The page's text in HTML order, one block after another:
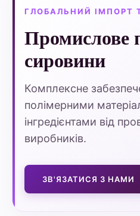
ГЛОБАЛЬНИЙ ІМПОРТ
Промислове
сировини
Комплексне
полімерними
інгредієнтами від
виробників.
ЗВ'ЯЗАТИСЯ З НАМИ